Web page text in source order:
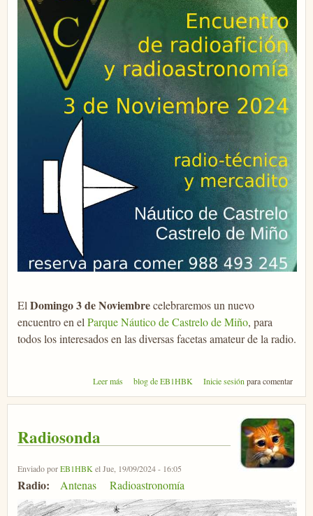
El Domingo 3 de Noviembrecelebraremos un nuevo
encuentro en el Parque Náutico de Castrelo de Miño, para
todos los interesados en las diversas facetas amateur de la radio.
Leer más sobre Radioencuentro el 3 de Noviembre
blog de EB1HBK Inicie sesión para comentar
Radiosonda
Enviado porEB1HBK el Jue, 19/09/2024 - 16:05
Radio: Antenas Radioastronomía